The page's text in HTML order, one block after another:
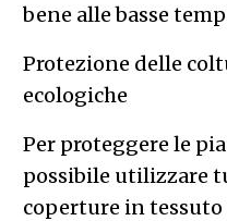
bene alle basse
Protezione delle
ecologiche
Per proteggere le
possibile utilizzare
coperture in